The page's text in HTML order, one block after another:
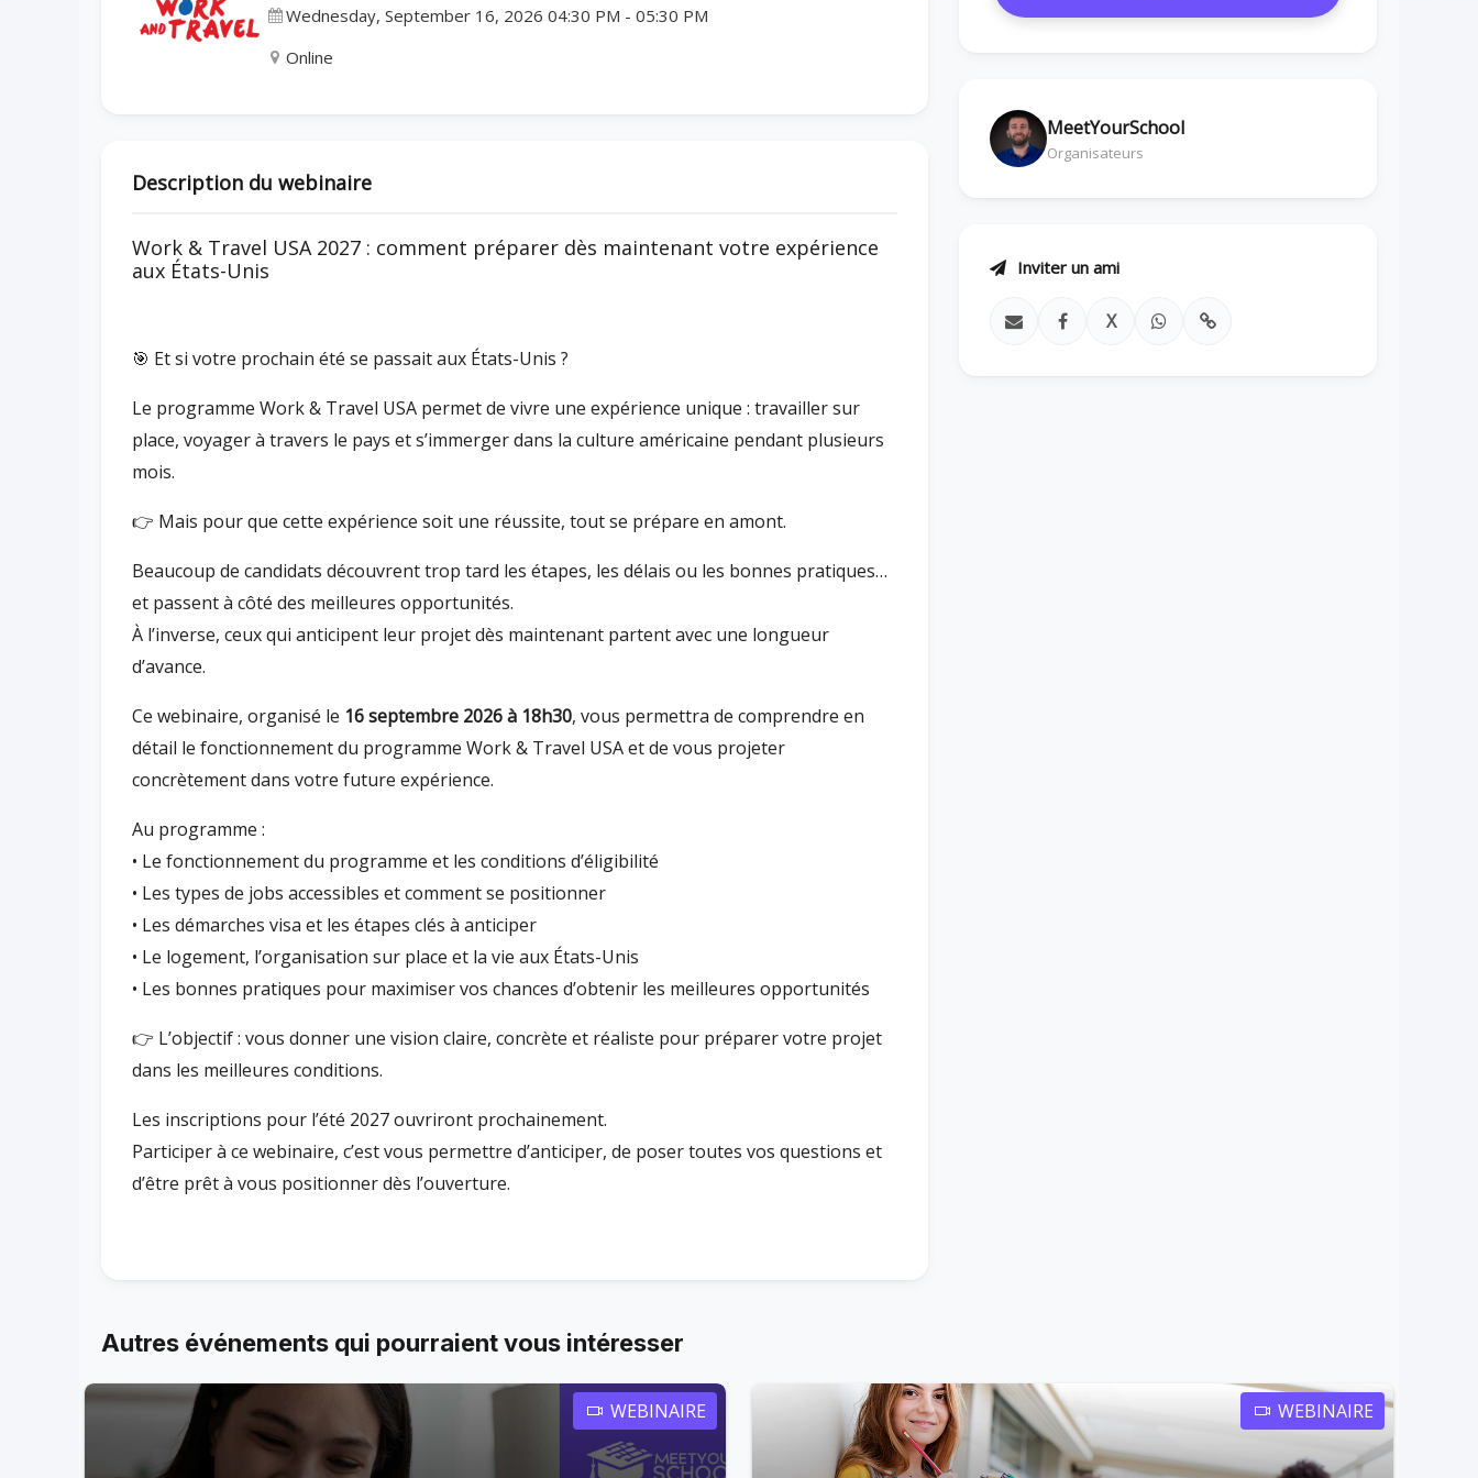
Wednesday, September 16, 2026 04:30 PM - 05:30 PM
Online
Description du webinaire
Work & Travel USA 2027 : comment préparer dès maintenant votre expérience
aux États-Unis
🎯 Et si votre prochain été se passait aux États-Unis ?
Le programme Work & Travel USA permet de vivre une expérience unique : travailler sur
place, voyager à travers le pays et s’immerger dans la culture américaine pendant plusieurs
mois.
👉 Mais pour que cette expérience soit une réussite, tout se prépare en amont.
Beaucoup de candidats découvrent trop tard les étapes, les délais ou les bonnes pratiques…
et passent à côté des meilleures opportunités.
À l’inverse, ceux qui anticipent leur projet dès maintenant partent avec une longueur
d’avance.
Ce webinaire, organisé le 16 septembre 2026 à 18h30, vous permettra de comprendre en
détail le fonctionnement du programme Work & Travel USA et de vous projeter
concrètement dans votre future expérience.
Au programme :
• Le fonctionnement du programme et les conditions d’éligibilité
• Les types de jobs accessibles et comment se positionner
• Les démarches visa et les étapes clés à anticiper
• Le logement, l’organisation sur place et la vie aux États-Unis
• Les bonnes pratiques pour maximiser vos chances d’obtenir les meilleures opportunités
👉 L’objectif : vous donner une vision claire, concrète et réaliste pour préparer votre projet
dans les meilleures conditions.
Les inscriptions pour l’été 2027 ouvriront prochainement.
Participer à ce webinaire, c’est vous permettre d’anticiper, de poser toutes vos questions et
d’être prêt à vous positionner dès l’ouverture.
MeetYourSchool
Organisateurs
Inviter un ami
X
Autres événements qui pourraient vous intéresser
WEBINAIRE WEBINAIRE